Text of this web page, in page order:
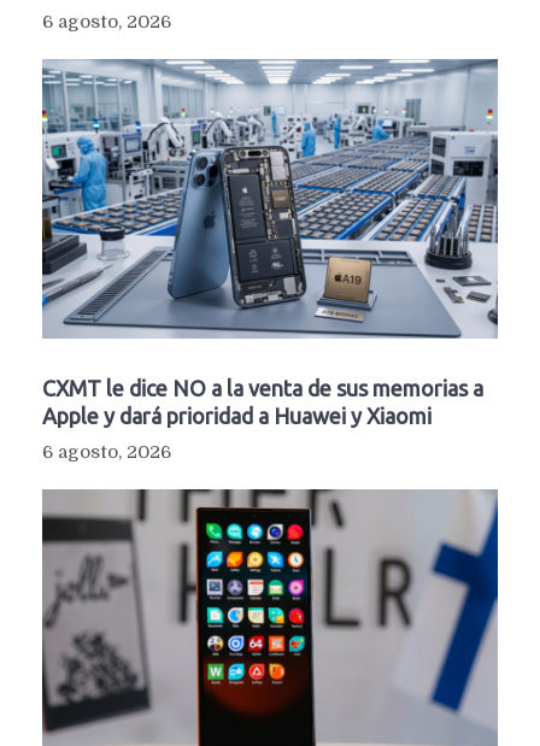
6 agosto, 2026
CXMT le dice NO a la venta de sus memorias a
Apple y dará prioridad a Huawei y Xiaomi
6 agosto, 2026